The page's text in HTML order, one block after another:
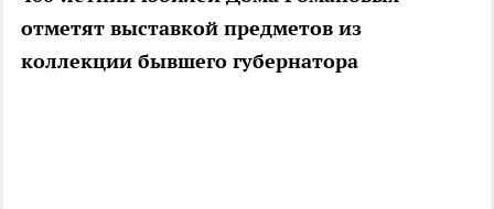
отметят выставкой предметов из
коллекции бывшего губернатора